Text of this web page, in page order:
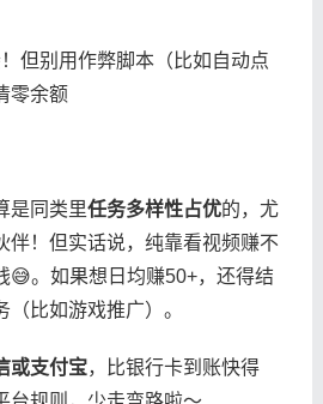
但别用作弊脚本（比如自动点
零余额
是同类里​​任务多样性占优​​的，尤
伴！但实话说，纯靠看视频赚不
。如果想日均赚50+，还得结
比如游戏推广）。
或支付宝​​，比银行卡到账快得